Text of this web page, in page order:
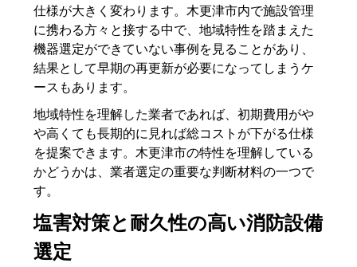
仕様が大きく変わります。木更津市内で施設管理
に携わる方々と接する中で、地域特性を踏まえた
機器選定ができていない事例を見ることがあり、
結果として早期の再更新が必要になってしまうケ
ースもあります。
地域特性を理解した業者であれば、初期費用がや
や高くても長期的に見れば総コストが下がる仕様
を提案できます。木更津市の特性を理解している
かどうかは、業者選定の重要な判断材料の一つで
す。
塩害対策と耐久性の高い消防設備
選定